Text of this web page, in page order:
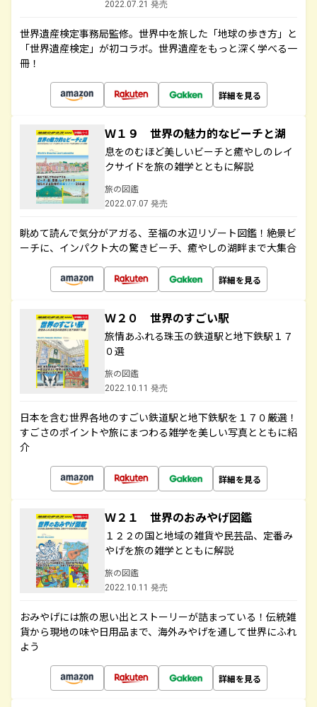
2022.07.21 発売
世界遺産検定事務局監修。世界中を旅した「地球の歩き方」と
「世界遺産検定」が初コラボ。世界遺産をもっと深く学べる一
冊！
詳細を見る
Ｗ１９ 世界の魅力的なビーチと湖
息をのむほど美しいビーチと癒やしのレイ
クサイドを旅の雑学とともに解説
旅の図鑑
2022.07.07 発売
眺めて読んで気分がアガる、至福の水辺リゾート図鑑！絶景ビ
ーチに、インパクト大の驚きビーチ、癒やしの湖畔まで大集合
詳細を見る
Ｗ２０ 世界のすごい駅
旅情あふれる珠玉の鉄道駅と地下鉄駅１７
０選
旅の図鑑
2022.10.11 発売
日本を含む世界各地のすごい鉄道駅と地下鉄駅を１７０厳選！
すごさのポイントや旅にまつわる雑学を美しい写真とともに紹
介
詳細を見る
Ｗ２１ 世界のおみやげ図鑑
１２２の国と地域の雑貨や民芸品、定番み
やげを旅の雑学とともに解説
旅の図鑑
2022.10.11 発売
おみやげには旅の思い出とストーリーが詰まっている！伝統雑
貨から現地の味や日用品まで、海外みやげを通して世界にふれ
よう
詳細を見る